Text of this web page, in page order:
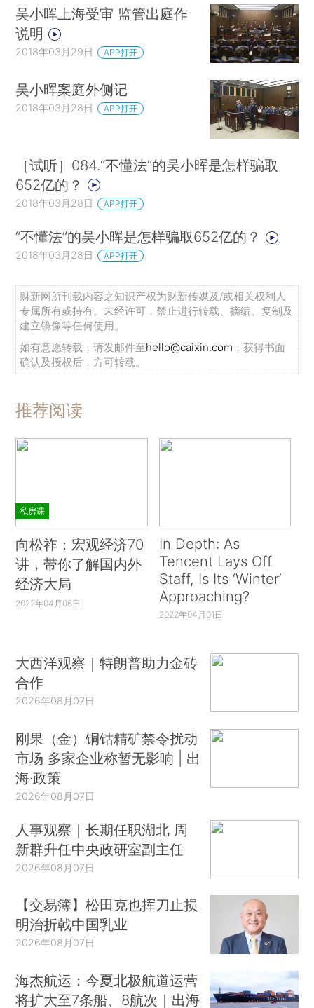
吴小晖上海受审 监管出庭作
说明
2018年03月29日 APP打开
吴小晖案庭外侧记
2018年03月28日 APP打开
［试听］084.“不懂法”的吴小晖是怎样骗取
652亿的？
2018年03月28日 APP打开
“不懂法”的吴小晖是怎样骗取652亿的？
2018年03月28日 APP打开
财新网所刊载内容之知识产权为财新传媒及/或相关权利人
专属所有或持有。未经许可，禁止进行转载、摘编、复制及
建立镜像等任何使用。
如有意愿转载，请发邮件至hello@caixin.com ，获得书面
确认及授权后，方可转载。
推荐阅读
私房课
向松祚：宏观经济70
讲，带你了解国内外
经济大局
2022年04月06日
In Depth: As
Tencent Lays Off
Staff, Is Its ‘Winter’
Approaching?
2022年04月01日
大西洋观察｜特朗普助力金砖
合作
2026年08月07日
刚果（金）铜钴精矿禁令扰动
市场 多家企业称暂无影响 | 出
海·政策
2026年08月07日
人事观察｜长期任职湖北 周
新群升任中央政研室副主任
2026年08月07日
【交易簿】松田克也挥刀止损
明治折戟中国乳业
2026年08月07日
海杰航运：今夏北极航道运营
将扩大至7条船、8航次｜出海